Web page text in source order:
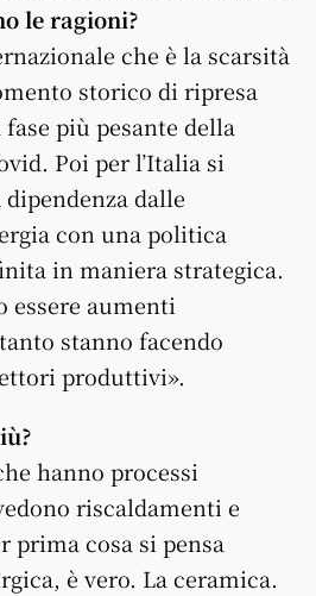
le ragioni?
che è la scarsità
storico di ripresa
più pesante della
Poi per l’Italia si
dalle
con una politica
in maniera strategica.
essere aumenti
stanno facendo
produttivi».
hanno processi
riscaldamenti e
prima cosa si pensa
è vero. La ceramica.